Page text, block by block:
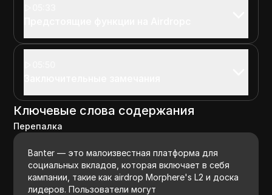
Ключевые слова содержания
Перепалка
Banter — это малоизвестная платформа для
социальных вкладов, которая включает в себя
кампании, такие как airdrop Morphere's L2 и доска
лидеров. Пользователи могут